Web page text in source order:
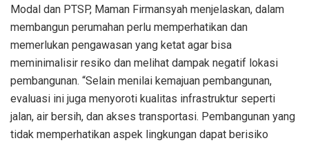
Modal dan PTSP, Maman Firmansyah menjelaskan, dalam
membangun perumahan perlu memperhatikan dan
memerlukan pengawasan yang ketat agar bisa
meminimalisir resiko dan melihat dampak negatif lokasi
pembangunan. “Selain menilai kemajuan pembangunan,
evaluasi ini juga menyoroti kualitas infrastruktur seperti
jalan, air bersih, dan akses transportasi. Pembangunan yang
tidak memperhatikan aspek lingkungan dapat berisiko